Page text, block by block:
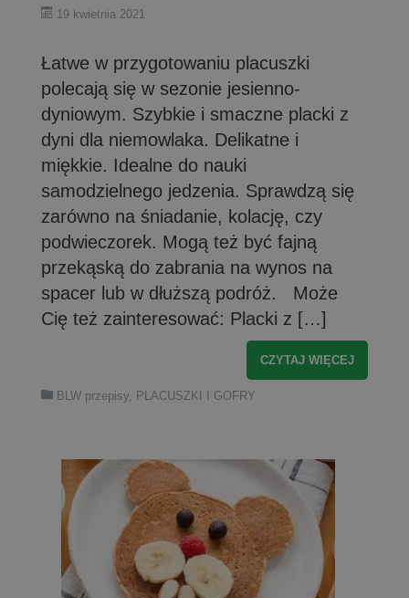
19 kwietnia 2021
Łatwe w przygotowaniu placuszki
polecają się w sezonie jesienno-
dyniowym. Szybkie i smaczne placki z
dyni dla niemowlaka. Delikatne i
miękkie. Idealne do nauki
samodzielnego jedzenia. Sprawdzą się
zarówno na śniadanie, kolację, czy
podwieczorek. Mogą też być fajną
przekąską do zabrania na wynos na
spacer lub w dłuższą podróż. Może
Cię też zainteresować: Placki z […]
CZYTAJ WIĘCEJ
BLW przepisy, PLACUSZKI I GOFRY